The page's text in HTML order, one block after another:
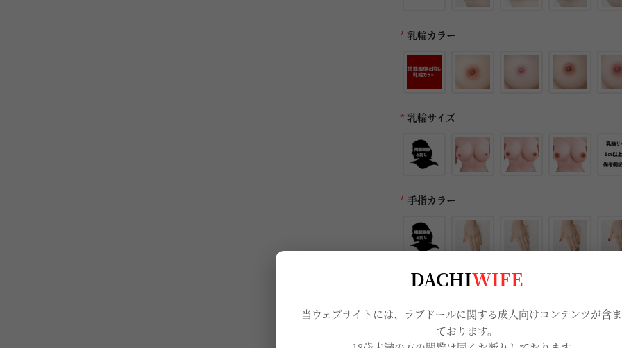
* 乳輪カラー
* 乳輪サイズ
* 手指カラー
足指カラー
DACHIWIFE
当ウェブサイトには、ラブドールに関する成人向けコンテンツが含
ております。